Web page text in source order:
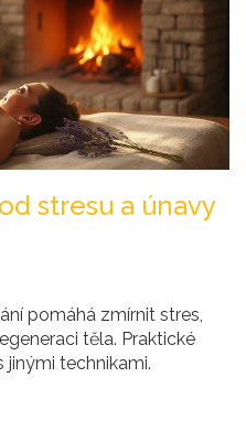
stresu a únavy
pomáhá zmírnit stres,
těla. Praktické
jinými technikami.